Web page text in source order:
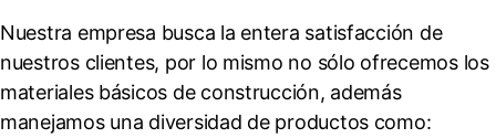
Nuestra empresa busca la entera satisfacción de
nuestros clientes, por lo mismo no sólo ofrecemos los
materiales básicos de construcción, además
manejamos una diversidad de productos como: